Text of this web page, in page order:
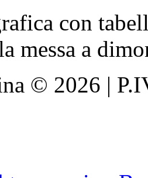
con
messa a
© 2026 |